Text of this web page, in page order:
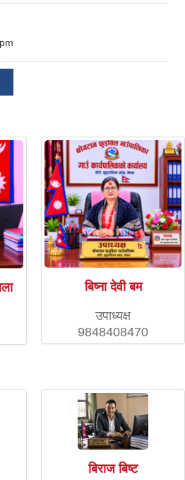
बिष्ना देवी बम
उपाध्यक्ष
9848408470
बिराज बिष्ट